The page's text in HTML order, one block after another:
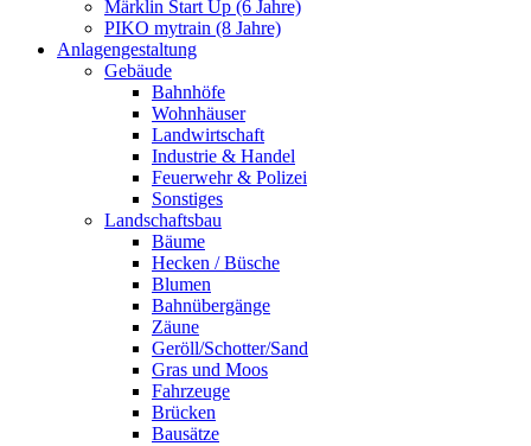
Märklin Start Up (6 Jahre)
PIKO mytrain (8 Jahre)
Anlagengestaltung
Gebäude
Bahnhöfe
Wohnhäuser
Landwirtschaft
Industrie & Handel
Feuerwehr & Polizei
Sonstiges
Landschaftsbau
Bäume
Hecken / Büsche
Blumen
Bahnübergänge
Zäune
Geröll/Schotter/Sand
Gras und Moos
Fahrzeuge
Brücken
Bausätze